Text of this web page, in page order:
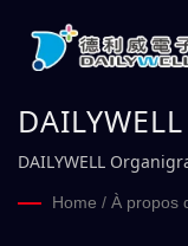
Chine
DAILYWELL
Home / À propos